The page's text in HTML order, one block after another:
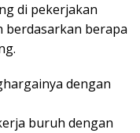
di pekerjakan
berdasarkan berapa
dengan
buruh dengan